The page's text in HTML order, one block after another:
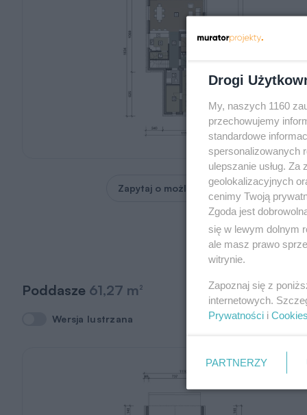
Zapytaj o możliwość zmian
Poddasze 61,27 m 2
Wersja lustrzana
Wersja lustrzana
Drogi
My, naszych 1160
przechowujemy
standardowe
spersonalizowanych
ulepszanie usług.
geolokalizacyjnych
cenimy Twoją
Zgoda jest
się w lewym dolnym
ale masz prawo
witrynie.
Zapoznaj się z
internetowych.
Prywatności i Cookies
PARTNERZY